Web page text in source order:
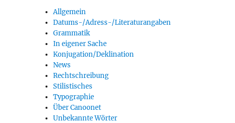
Allgemein
Datums-/Adress-/Literaturangaben
Grammatik
In eigener Sache
Konjugation/Deklination
News
Rechtschreibung
Stilistisches
Typographie
Über Canoonet
Unbekannte Wörter